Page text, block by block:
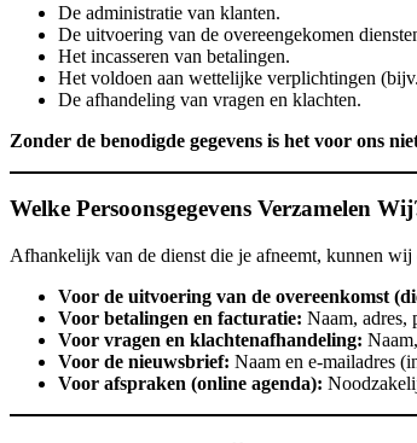
De administratie van klanten.
De uitvoering van de overeengekomen
Het incasseren van betalingen.
Het voldoen aan wettelijke verplichtingen
De afhandeling van vragen en klachten.
Zonder de benodigde gegevens is het voor ons
Welke Persoonsgegevens Verzamelen
Afhankelijk van de dienst die je afneemt, kunnen wij
Voor de uitvoering van de overeenkomst
Voor betalingen en facturatie: Naam, adres,
Voor vragen en klachtenafhandeling:
Voor de nieuwsbrief: Naam en e-mailadres
Voor afspraken (online agenda):